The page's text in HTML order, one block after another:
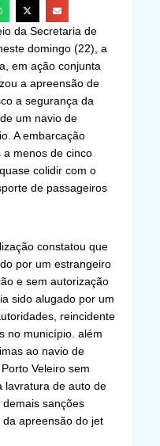
da Secretaria de
domingo (22), a
em ação conjunta
a apreensão de
a segurança da
um navio de
A embarcação
a menos de cinco
colidir com o
de passageiros
constatou que
por um estrangeiro
e sem autorização
sido alugado por um
reincidente
no município. além
ao navio de
Veleiro sem
lavratura de auto de
sanções
apreensão do jet